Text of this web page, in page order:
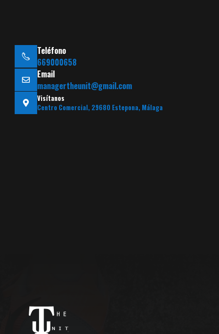
Teléfono
669000658
Email
managertheunit@gmail.com
Visítanos
Centro Comercial, 29680 Estepona, Málaga